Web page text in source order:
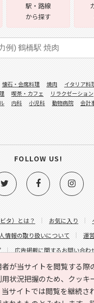
が当サイトを閲覧する際
状況把握のため、クッキ
サイトでは閲覧を継続さ
タ）とは？ お気に入り
情報の取り扱いについて
運
広告掲載に関するお問い合わ
トの内容に関するお問い合わせ
駅・路線
から探す
懐石・会席料理 焼肉
イタリア料
喫茶・カフェ リラクゼーション
内科 小児科 動物病院
会計
FOLLOW US!